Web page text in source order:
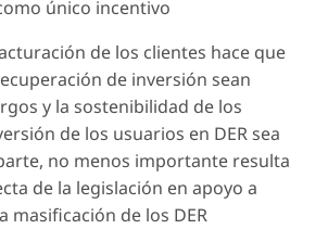
único incentivo
de los clientes hace que
de inversión sean
y la sostenibilidad de los
de los usuarios en DER sea
no menos importante resulta
de la legislación en apoyo a
masificación de los DER